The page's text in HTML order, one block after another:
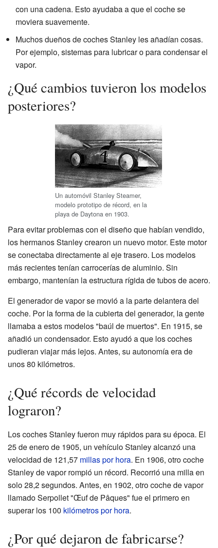
con una cadena. Esto ayudaba a que el coche se
moviera suavemente.
Muchos dueños de coches Stanley les añadían cosas.
Por ejemplo, sistemas para lubricar o para condensar el
vapor.
¿Qué cambios tuvieron los modelos
posteriores?
Un automóvil Stanley Steamer,
modelo prototipo de récord, en la
playa de Daytona en 1903.
Para evitar problemas con el diseño que habían vendido,
los hermanos Stanley crearon un nuevo motor. Este motor
se conectaba directamente al eje trasero. Los modelos
más recientes tenían carrocerías de aluminio. Sin
embargo, mantenían la estructura rígida de tubos de acero.
El generador de vapor se movió a la parte delantera del
coche. Por la forma de la cubierta del generador, la gente
llamaba a estos modelos "baúl de muertos". En 1915, se
añadió un condensador. Esto ayudó a que los coches
pudieran viajar más lejos. Antes, su autonomía era de
unos 80 kilómetros.
¿Qué récords de velocidad
lograron?
Los coches Stanley fueron muy rápidos para su época. El
25 de enero de 1905, un vehículo Stanley alcanzó una
velocidad de 121,57 millas por hora. En 1906, otro coche
Stanley de vapor rompió un récord. Recorrió una milla en
solo 28,2 segundos. Antes, en 1902, otro coche de vapor
llamado Serpollet "Œuf de Pâques" fue el primero en
superar los 100 kilómetros por hora.
¿Por qué dejaron de fabricarse?